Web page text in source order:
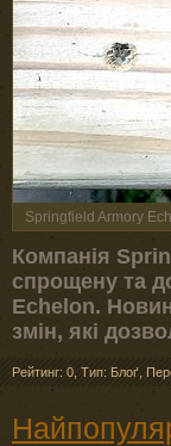
Springfield Armory
Компанія
спрощену та
Echelon.
змін, які
Рейтинг: 0 Тип: Блоґ